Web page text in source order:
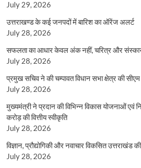
July 29, 2026
उत्तराखण्ड के कई जनपदों में बारिश का ऑरेंज अलर्ट
July 28, 2026
सफलता का आधार केवल अंक नहीं, चरित्र और
July 28, 2026
प्रमुख सचिव ने की चम्पावत विधान सभा क्षेत्र की सीएम
July 28, 2026
मुख्यमंत्री ने प्रदान की विभिन्न विकास योजनाओं एवं
करोड़ की वित्तीय स्वीकृति
July 28, 2026
विज्ञान, प्रौद्योगिकी और नवाचार विकसित उत्तराखंड
July 28, 2026